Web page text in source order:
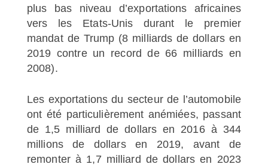
plus bas niveau d’exportations africaines
vers les Etats-Unis durant le premier
mandat de Trump (8 milliards de dollars en
2019 contre un record de 66 milliards en
2008).
Les exportations du secteur de l’automobile
ont été particulièrement anémiées, passant
de 1,5 milliard de dollars en 2016 à 344
millions de dollars en 2019, avant de
remonter à 1,7 milliard de dollars en 2023